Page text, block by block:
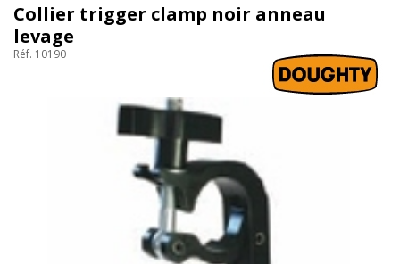
Collier trigger clamp noir anneau
levage
Réf. 10190